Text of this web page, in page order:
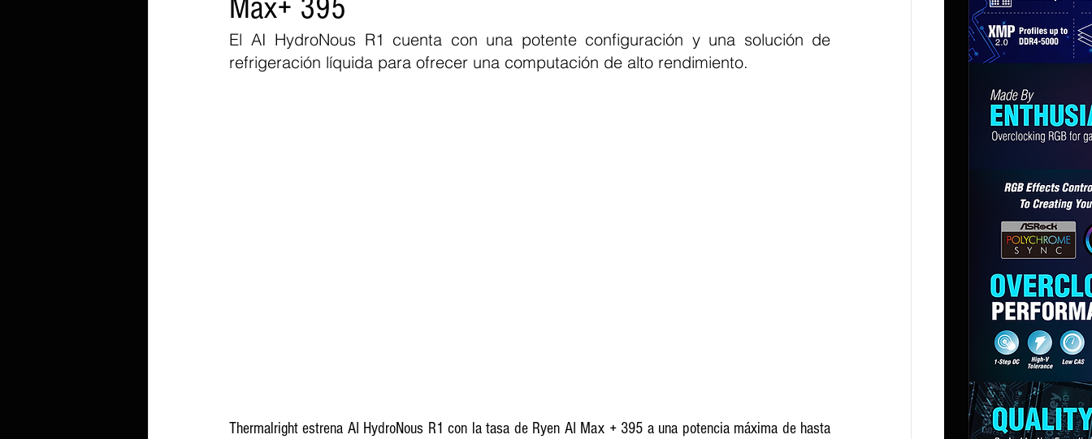
Max+ 395
El AI HydroNous R1 cuenta con una potente configuración y una solución de
refrigeración líquida para ofrecer una computación de alto rendimiento.
Thermalright estrena AI HydroNous R1 con la tasa de Ryen AI Max + 395 a una potencia máxima de hasta